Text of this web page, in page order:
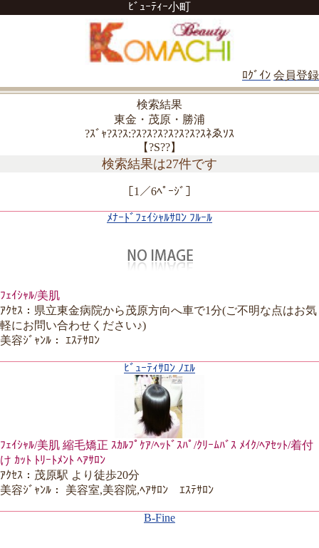
ﾋﾞｭｰﾃｨｰ小町
ﾛｸﾞｲﾝ 会員登録
検索結果
東金・茂原・勝浦
?ｽﾞｬ?ｽ?ｽ:?ｽ?ｽ?ｽ?ｽ?ｽ?ｽ?ｽﾈゑｿｽ
【?S??】
検索結果は27件です
［1／6ﾍﾟｰｼﾞ］
ﾒﾅｰﾄﾞﾌｪｲｼｬﾙｻﾛﾝ ﾌﾙｰﾙ
ﾌｪｲｼｬﾙ/美肌
ｱｸｾｽ：県立東金病院から茂原方向へ車で1分(ご不明な点はお気
軽にお問い合わせください♪)
美容ｼﾞｬﾝﾙ： ｴｽﾃｻﾛﾝ
ﾋﾞｭｰﾃｨｻﾛﾝ ﾉｴﾙ
ﾌｪｲｼｬﾙ/美肌 縮毛矯正 ｽｶﾙﾌﾟｹｱ/ﾍｯﾄﾞｽﾊﾟ/ｸﾘｰﾑﾊﾞｽ ﾒｲｸ/ﾍｱｾｯﾄ/着付
け ｶｯﾄ ﾄﾘｰﾄﾒﾝﾄ ﾍｱｻﾛﾝ
ｱｸｾｽ：茂原駅 より徒歩20分
美容ｼﾞｬﾝﾙ： 美容室,美容院,ﾍｱｻﾛﾝ ｴｽﾃｻﾛﾝ
B-Fine